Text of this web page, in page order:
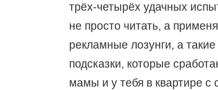
трёх-четырёх удачных
не просто читать, а
рекламные лозунги, а
подсказки, которые
мамы и у тебя в квартире с